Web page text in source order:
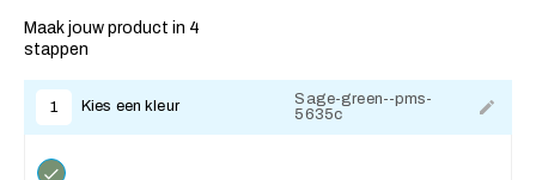
Maak jouw product in 4
stappen
1 Kies een kleur
Sage-green--pms-
5635c